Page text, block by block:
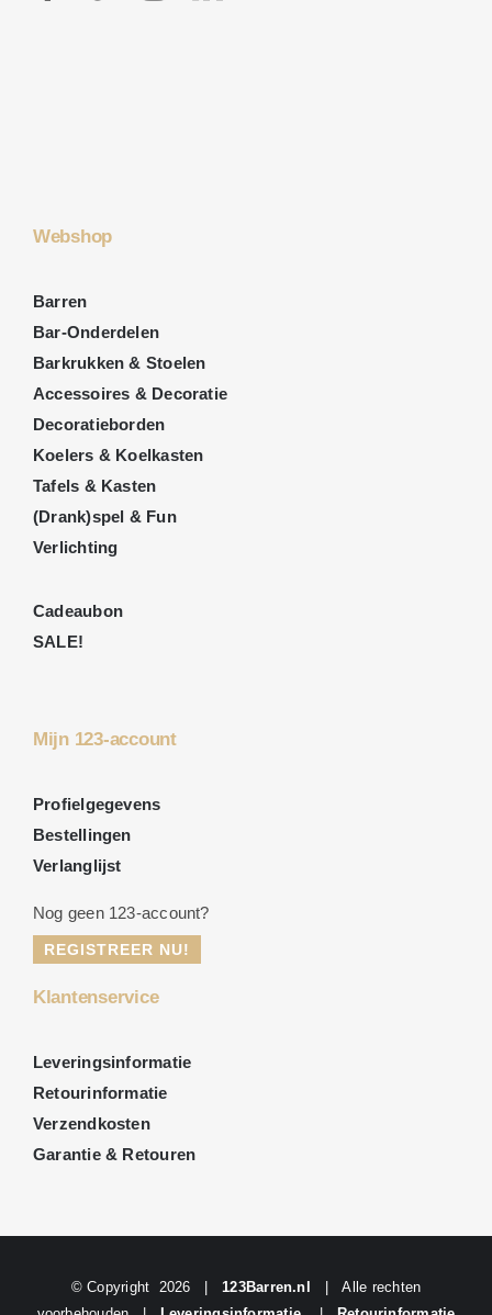
Webshop
Barren
Bar-Onderdelen
Barkrukken & Stoelen
Accessoires & Decoratie
Decoratieborden
Koelers & Koelkasten
Tafels & Kasten
(Drank)spel & Fun
Verlichting
Cadeaubon
SALE!
Mijn 123-account
Profielgegevens
Bestellingen
Verlanglijst
Nog geen 123-account?
REGISTREER NU!
Klantenservice
Leveringsinformatie
Retourinformatie
Verzendkosten
Garantie & Retouren
© Copyright 2026 |123Barren.nl
| Alle rechten